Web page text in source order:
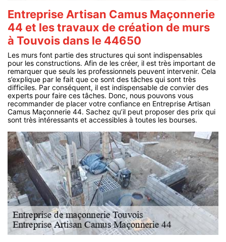
Entreprise Artisan Camus Maçonnerie
44 et les travaux de création de murs
à Touvois dans le 44650
Les murs font partie des structures qui sont indispensables
pour les constructions. Afin de les créer, il est très important de
remarquer que seuls les professionnels peuvent intervenir. Cela
s’explique par le fait que ce sont des tâches qui sont très
difficiles. Par conséquent, il est indispensable de convier des
experts pour faire ces tâches. Donc, nous pouvons vous
recommander de placer votre confiance en Entreprise Artisan
Camus Maçonnerie 44. Sachez qu’il peut proposer des prix qui
sont très intéressants et accessibles à toutes les bourses.